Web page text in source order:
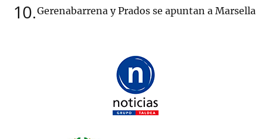
10 Gerenabarrena y Prados se apuntan a Marsella